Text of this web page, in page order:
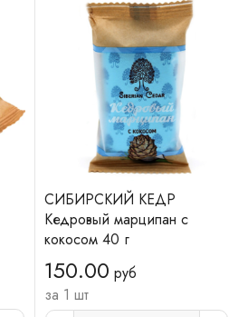
СИБИРСКИЙ КЕДР
Кедровый марципан с
кокосом 40 г
150.00 руб
за 1 шт